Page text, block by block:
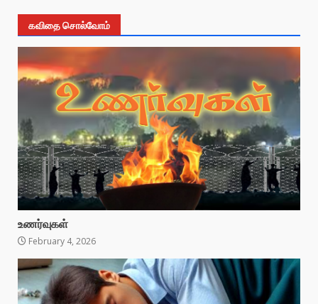
கவிதை சொல்வோம்
உணர்வுகள்
February 4, 2026